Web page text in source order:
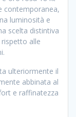
contemporanea,
luminosità e
scelta distintiva
alle
ulteriormente il
abbinata al
e raffinatezza